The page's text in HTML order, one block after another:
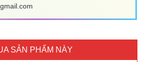
SẢN PHẨM NÀY